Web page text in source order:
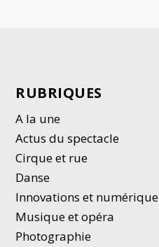
RUBRIQUES
A la une
Actus du spectacle
Cirque et rue
Danse
Innovations et numérique
Musique et opéra
Photographie